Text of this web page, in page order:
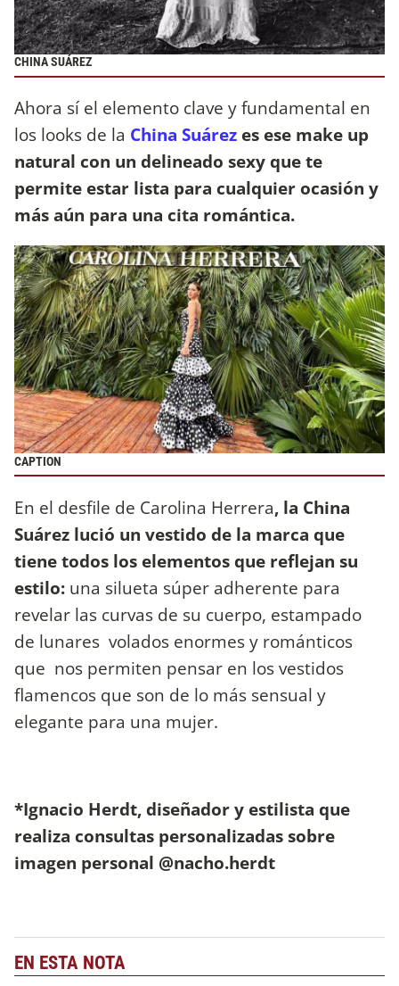
CHINA SUÁREZ
Ahora sí el elemento clave y fundamental en
los looks de la China Suárez es ese make up
natural con un delineado sexy que te
permite estar lista para cualquier ocasión y
más aún para una cita romántica.
CAPTION
En el desfile de Carolina Herrera, la China
Suárez lució un vestido de la marca que
tiene todos los elementos que reflejan su
estilo: una silueta súper adherente para
revelar las curvas de su cuerpo, estampado
de lunares volados enormes y románticos
que nos permiten pensar en los vestidos
flamencos que son de lo más sensual y
elegante para una mujer.
*Ignacio Herdt, diseñador y estilista que
realiza consultas personalizadas sobre
imagen personal @nacho.herdt
EN ESTA NOTA